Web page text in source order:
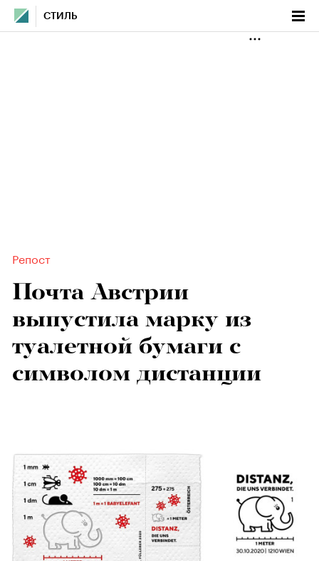
СТИЛЬ
Репост
Почта Австрии
выпустила марку из
туалетной бумаги с
символом дистанции